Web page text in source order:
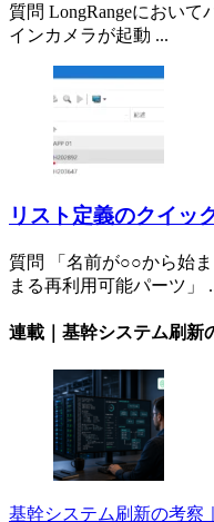
質問 LongRangeにおい
インカメラが起動 ...
リスト定義のクイッ
質問 「名前が○○から始
まる再利用可能パーツ」
連載｜基幹システム刷新
基幹システム刷新の考察